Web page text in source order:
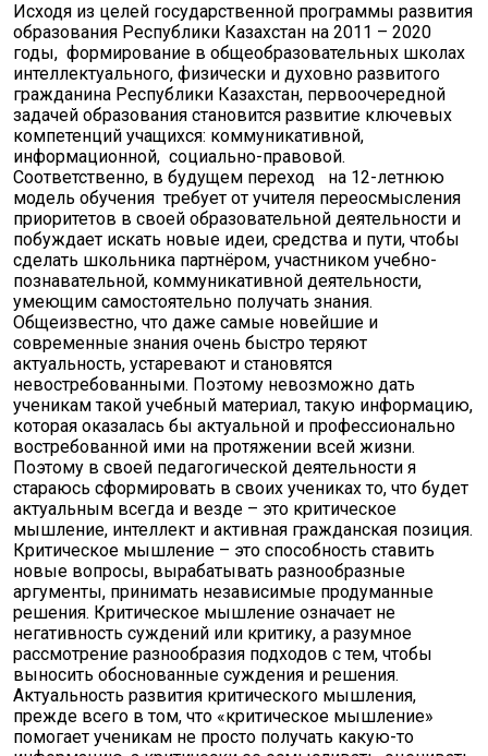
Исходя из целей государственной программы развития
образования Республики Казахстан на 2011 – 2020
годы, формирование в общеобразовательных школах
интеллектуального, физически и духовно развитого
гражданина Республики Казахстан, первоочередной
задачей образования становится развитие ключевых
компетенций учащихся: коммуникативной,
информационной, социально-правовой.
Соответственно, в будущем переход на 12-летнюю
модель обучения требует от учителя переосмысления
приоритетов в своей образовательной деятельности и
побуждает искать новые идеи, средства и пути, чтобы
сделать школьника партнёром, участником учебно-
познавательной, коммуникативной деятельности,
умеющим самостоятельно получать знания.
Общеизвестно, что даже самые новейшие и
современные знания очень быстро теряют
актуальность, устаревают и становятся
невостребованными. Поэтому невозможно дать
ученикам такой учебный материал, такую информацию,
которая оказалась бы актуальной и профессионально
востребованной ими на протяжении всей жизни.
Поэтому в своей педагогической деятельности я
стараюсь сформировать в своих учениках то, что будет
актуальным всегда и везде – это критическое
мышление, интеллект и активная гражданская позиция.
Критическое мышление – это способность ставить
новые вопросы, вырабатывать разнообразные
аргументы, принимать независимые продуманные
решения. Критическое мышление означает не
негативность суждений или критику, а разумное
рассмотрение разнообразия подходов с тем, чтобы
выносить обоснованные суждения и решения.
Актуальность развития критического мышления,
прежде всего в том, что «критическое мышление»
помогает ученикам не просто получать какую-то